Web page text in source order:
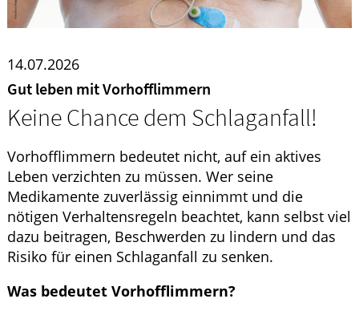
14.07.2026
Gut leben mit Vorhofflimmern
Keine Chance dem Schlaganfall!
Vorhofflimmern bedeutet nicht, auf ein aktives
Leben verzichten zu müssen. Wer seine
Medikamente zuverlässig einnimmt und die
nötigen Verhaltensregeln beachtet, kann selbst viel
dazu beitragen, Beschwerden zu lindern und das
Risiko für einen Schlaganfall zu senken.
Was bedeutet Vorhofflimmern?